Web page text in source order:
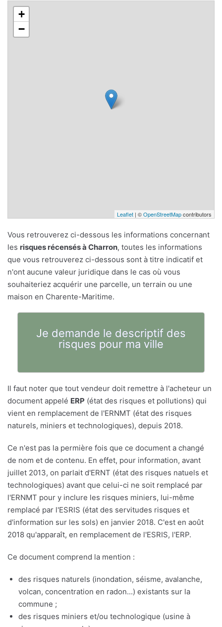
+
−
Leaflet | ©OpenStreetMapcontributors
Vous retrouverez ci-dessous les informations concernant
les risques récensés à Charron, toutes les informations
que vous retrouverez ci-dessous sont à titre indicatif et
n'ont aucune valeur juridique dans le cas où vous
souhaiteriez acquérir une parcelle, un terrain ou une
maison en Charente-Maritime.
Je demande le descriptif des
risques pour ma ville
Il faut noter que tout vendeur doit remettre à l'acheteur un
document appelé ERP (état des risques et pollutions) qui
vient en remplacement de l'ERNMT (état des risques
naturels, miniers et technologiques), depuis 2018.
Ce n'est pas la permière fois que ce document a changé
de nom et de contenu. En effet, pour information, avant
juillet 2013, on parlait d'ERNT (état des risques natuels et
technologiques) avant que celui-ci ne soit remplacé par
l'ERNMT pour y inclure les risques miniers, lui-même
remplacé par l'ESRIS (état des servitudes risques et
d'information sur les sols) en janvier 2018. C'est en août
2018 qu'apparaît, en remplacement de l'ESRIS, l'ERP.
Ce document comprend la mention :
des risques naturels (inondation, séisme, avalanche,
volcan, concentration en radon...) existants sur la
commune ;
des risques miniers et/ou technologique (usine à